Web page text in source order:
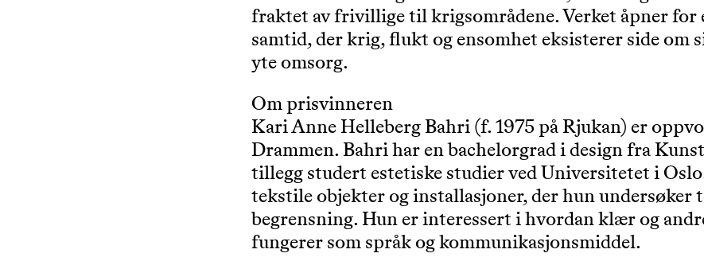
fraktet av frivillige til krigsområdene. Verket åpner for
samtid, der krig, flukt og ensomhet eksisterer side om
yte omsorg.
Om prisvinneren
Kari Anne Helleberg Bahri (f. 1975 på Rjukan) er
Drammen. Bahri har en bachelorgrad i design fra
tillegg studert estetiske studier ved Universitetet i
tekstile objekter og installasjoner, der hun undersøker
begrensning. Hun er interessert i hvordan klær og
fungerer som språk og kommunikasjonsmiddel.